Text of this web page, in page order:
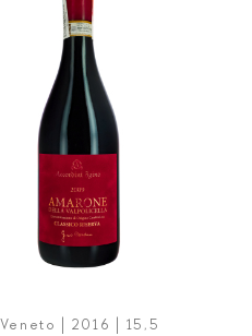
Veneto | 2016 | 15,5